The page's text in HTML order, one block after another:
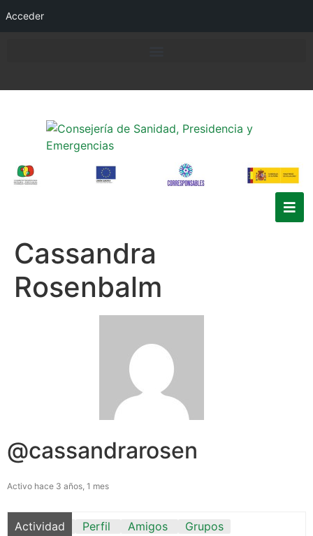
Acceder
Cassandra
Rosenbalm
@cassandrarosen
Activo hace 3 años, 1 mes
Actividad Perfil Amigos
Grupos